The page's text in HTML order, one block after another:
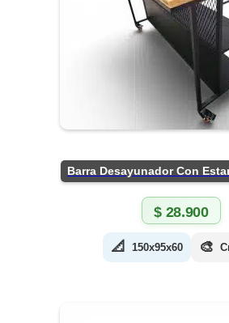
$28.900
📐 150x95x60 🎨